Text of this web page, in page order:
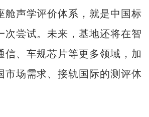
舱声学评价体系，就是中国标
次尝试。未来，基地还将在智
信、车规芯片等更多领域，加
市场需求、接轨国际的测评体